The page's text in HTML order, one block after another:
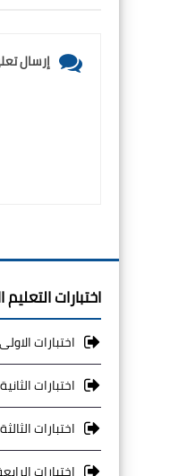
إرسال
اختبارات التعليم
اختبارات
اختبارات
اختبارات